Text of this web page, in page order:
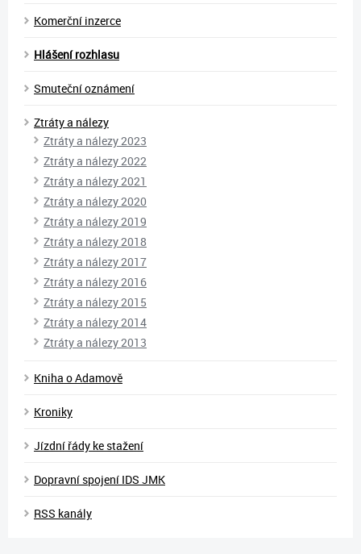
Komerční inzerce
Hlášení rozhlasu
Smuteční oznámení
Ztráty a nálezy
Ztráty a nálezy 2023
Ztráty a nálezy 2022
Ztráty a nálezy 2021
Ztráty a nálezy 2020
Ztráty a nálezy 2019
Ztráty a nálezy 2018
Ztráty a nálezy 2017
Ztráty a nálezy 2016
Ztráty a nálezy 2015
Ztráty a nálezy 2014
Ztráty a nálezy 2013
Kniha o Adamově
Kroniky
Jízdní řády ke stažení
Dopravní spojení IDS JMK
RSS kanály